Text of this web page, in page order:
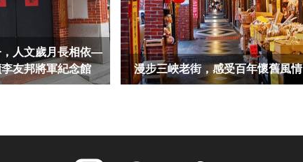
人文歲月長相依—
友邦將軍紀念館
漫步三峽老街，感受百年懷舊風情